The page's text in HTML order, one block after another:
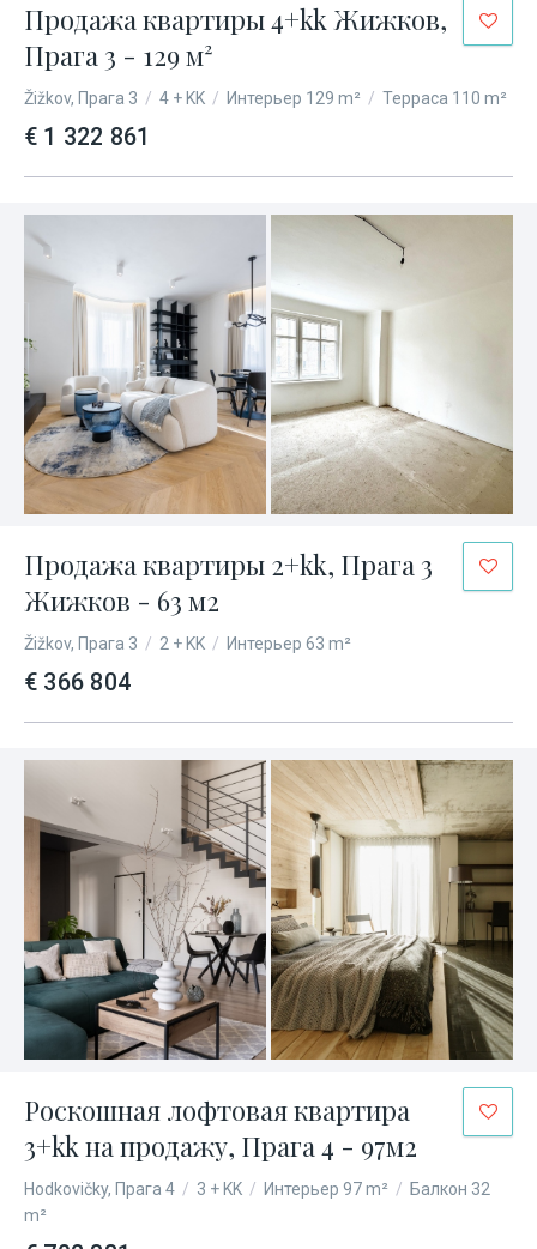
Продажа квартиры 4+kk Жижков,
Прага 3 - 129 м²
Žižkov, Прага 3 / 4 + KK / Интерьер 129 m² / Терраса 110 m²
€ 1 322 861
Продажа квартиры 2+kk, Прага 3
Жижков - 63 м2
Žižkov, Прага 3 / 2 + KK / Интерьер 63 m²
€ 366 804
Роскошная лофтовая квартира
3+kk на продажу, Прага 4 - 97м2
Hodkovičky, Прага 4 / 3 + KK / Интерьер 97 m² / Балкон 32
m²